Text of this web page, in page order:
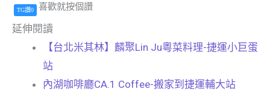
TG讚0 喜歡就按個讚
延伸閱讀
【台北米其林】麟聚Lin Ju粵菜料理-捷運小巨蛋
站
內湖咖啡廳CA.1 Coffee-搬家到捷運輔大站